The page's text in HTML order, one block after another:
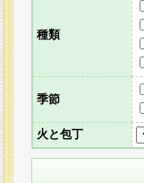
種類
季節
火と包丁